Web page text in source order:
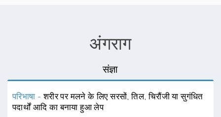
अंगराग
संज्ञा
परिभाषा -शरीर पर मलने के लिए सरसों, तिल, चिरौंजी या सुगंधित
पदार्थों आदि का बनाया हुआ लेप